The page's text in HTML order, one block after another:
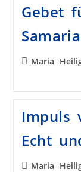
Gebet
Maria
Impuls
Echt
Maria